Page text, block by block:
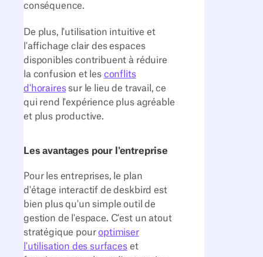
conséquence.
De plus, l'utilisation intuitive et
l'affichage clair des espaces
disponibles contribuent à réduire
la confusion et les conflits
d'horairessur le lieu de travail, ce
qui rend l'expérience plus agréable
et plus productive.
Les avantages pour l'entreprise
Pour les entreprises, le plan
d'étage interactif de deskbird est
bien plus qu'un simple outil de
gestion de l'espace. C'est un atout
stratégique pouroptimiser
l'utilisation des surfaceset